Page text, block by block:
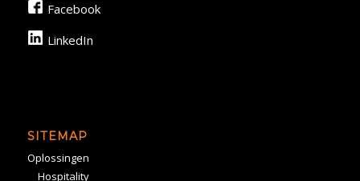
Facebook
LinkedIn
SITEMAP
Oplossingen
Hospitality